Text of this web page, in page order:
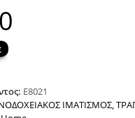
Ε8021
ΙΜΑΤΙΣΜΟΣ,